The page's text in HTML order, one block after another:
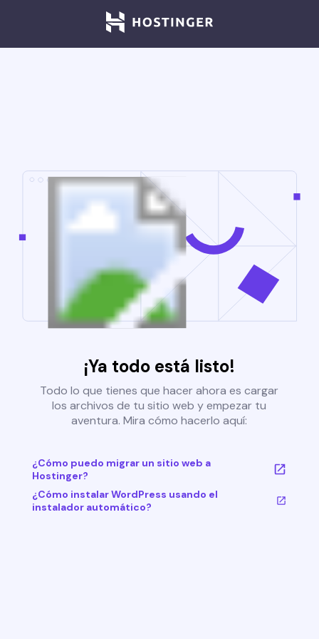
¡Ya todo está listo!
Todo lo que tienes que hacer ahora es cargar
los archivos de tu sitio web y empezar tu
aventura. Mira cómo hacerlo aquí:
¿Cómo puedo migrar un sitio web a
Hostinger?
¿Cómo instalar WordPress usando el
instalador automático?